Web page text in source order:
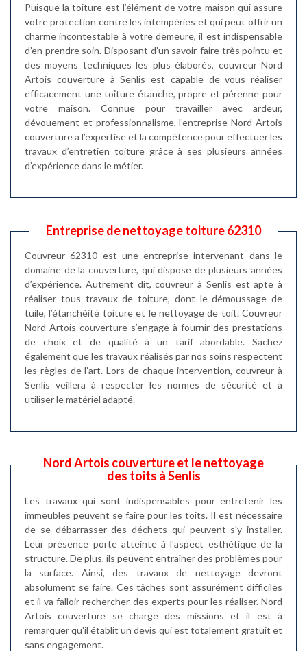
Puisque la toiture est l’élément de votre maison qui assure
votre protection contre les intempéries et qui peut offrir un
charme incontestable à votre demeure, il est indispensable
d’en prendre soin. Disposant d’un savoir-faire très pointu et
des moyens techniques les plus élaborés, couvreur Nord
Artois couverture à Senlis est capable de vous réaliser
efficacement une toiture étanche, propre et pérenne pour
votre maison. Connue pour travailler avec ardeur,
dévouement et professionnalisme, l’entreprise Nord Artois
couverture a l’expertise et la compétence pour effectuer les
travaux d’entretien toiture grâce à ses plusieurs années
d’expérience dans le métier.
Entreprise de nettoyage toiture 62310
Couvreur 62310 est une entreprise intervenant dans le
domaine de la couverture, qui dispose de plusieurs années
d’expérience. Autrement dit, couvreur à Senlis est apte à
réaliser tous travaux de toiture, dont le démoussage de
tuile, l’étanchéité toiture et le nettoyage de toit. Couvreur
Nord Artois couverture s’engage à fournir des prestations
de choix et de qualité à un tarif abordable. Sachez
également que les travaux réalisés par nos soins respectent
les règles de l’art. Lors de chaque intervention, couvreur à
Senlis veillera à respecter les normes de sécurité et à
utiliser le matériel adapté.
Nord Artois couverture et le nettoyage
des toits à Senlis
Les travaux qui sont indispensables pour entretenir les
immeubles peuvent se faire pour les toits. Il est nécessaire
de se débarrasser des déchets qui peuvent s'y installer.
Leur présence porte atteinte à l'aspect esthétique de la
structure. De plus, ils peuvent entraîner des problèmes pour
la surface. Ainsi, des travaux de nettoyage devront
absolument se faire. Ces tâches sont assurément difficiles
et il va falloir rechercher des experts pour les réaliser. Nord
Artois couverture se charge des missions et il est à
remarquer qu'il établit un devis qui est totalement gratuit et
sans engagement.